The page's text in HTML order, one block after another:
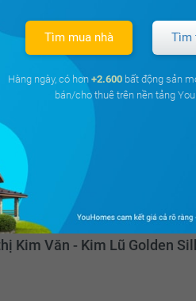
Kim Văn - Kim Lũ Golden
Kim Văn - Kim Lũ Golden
Tìm mua nhà Tìm
Hàng ngày, có hơn +2.600 bất động sản
bán/cho thuê trên nền tảng